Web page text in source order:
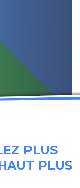
PLUS
PLUS